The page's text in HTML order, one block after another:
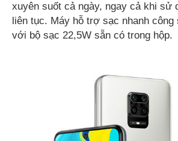
xuyên suốt cả ngày, ngay cả khi sử
liên tục. Máy hỗ trợ sạc nhanh công
với bộ sạc 22,5W sẵn có trong hộp.